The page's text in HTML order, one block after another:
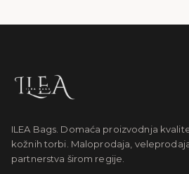
ILEA Bags. Domaća proizvodnja
kožnih torbi. Maloprodaja,
partnerstva širom regije.